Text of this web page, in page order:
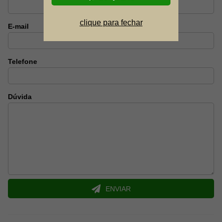
E-mail
Telefone
Dúvida
ENVIAR
clique para fechar